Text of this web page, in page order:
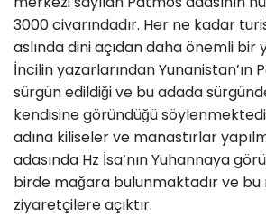
3000 civarındadır. Her ne kadar
aslında dini açıdan daha önemli bir
İncilin yazarlarından Yunanistan’ın
sürgün edildiği ve bu adada
kendisine göründüğü
adına kiliseler ve manastırlar
adasında Hz İsa’nın Yuhannaya
birde mağara bulunmaktadır ve
ziyaretçilere açıktır.